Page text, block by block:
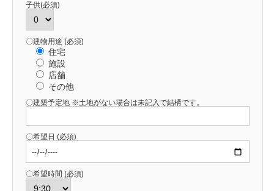
子供(必須)
〇建物用途 (必須)
住宅
施設
店舗
その他
〇建築予定地 ※土地がない場合は未記入で結構です。
〇希望日 (必須)
〇希望時間 (必須)